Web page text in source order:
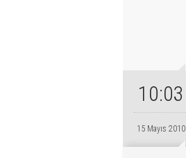
10:03
15 Mayıs 2010